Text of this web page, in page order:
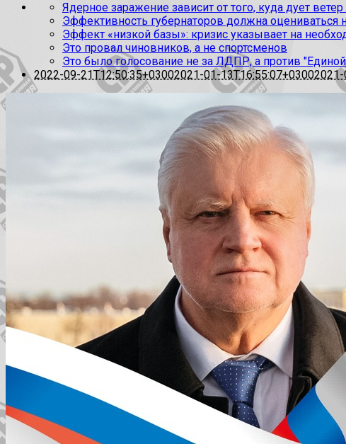
Ядерное заражение зависит от того, куда дует
Эффективность губернаторов должна оцениваться
Эффект «низкой базы»: кризис указывает на
Это провал чиновников, а не спортсменов
Это было голосование не за ЛДПР, а против
2022-09-21T12:50:35+03002021-01-13T16:55:07+03002021-